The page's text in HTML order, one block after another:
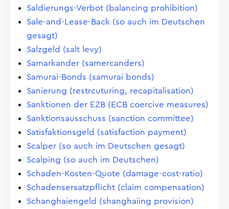
Saldierungs-Verbot (balancing prohibition)
Sale-and-Lease-Back (so auch im Deutschen
gesagt)
Salzgeld (salt levy)
Samarkander (samercanders)
Samurai-Bonds (samurai bonds)
Sanierung (restrcuturing, recapitalisation)
Sanktionen der EZB (ECB coercive measures)
Sanktionsausschuss (sanction committee)
Satisfaktionsgeld (satisfaction payment)
Scalper (so auch im Deutschen gesagt)
Scalping (so auch im Deutschen)
Schaden-Kosten-Quote (damage-cost-ratio)
Schadensersatzpflicht (claim compensation)
Schanghaiengeld (shanghaiing provision)